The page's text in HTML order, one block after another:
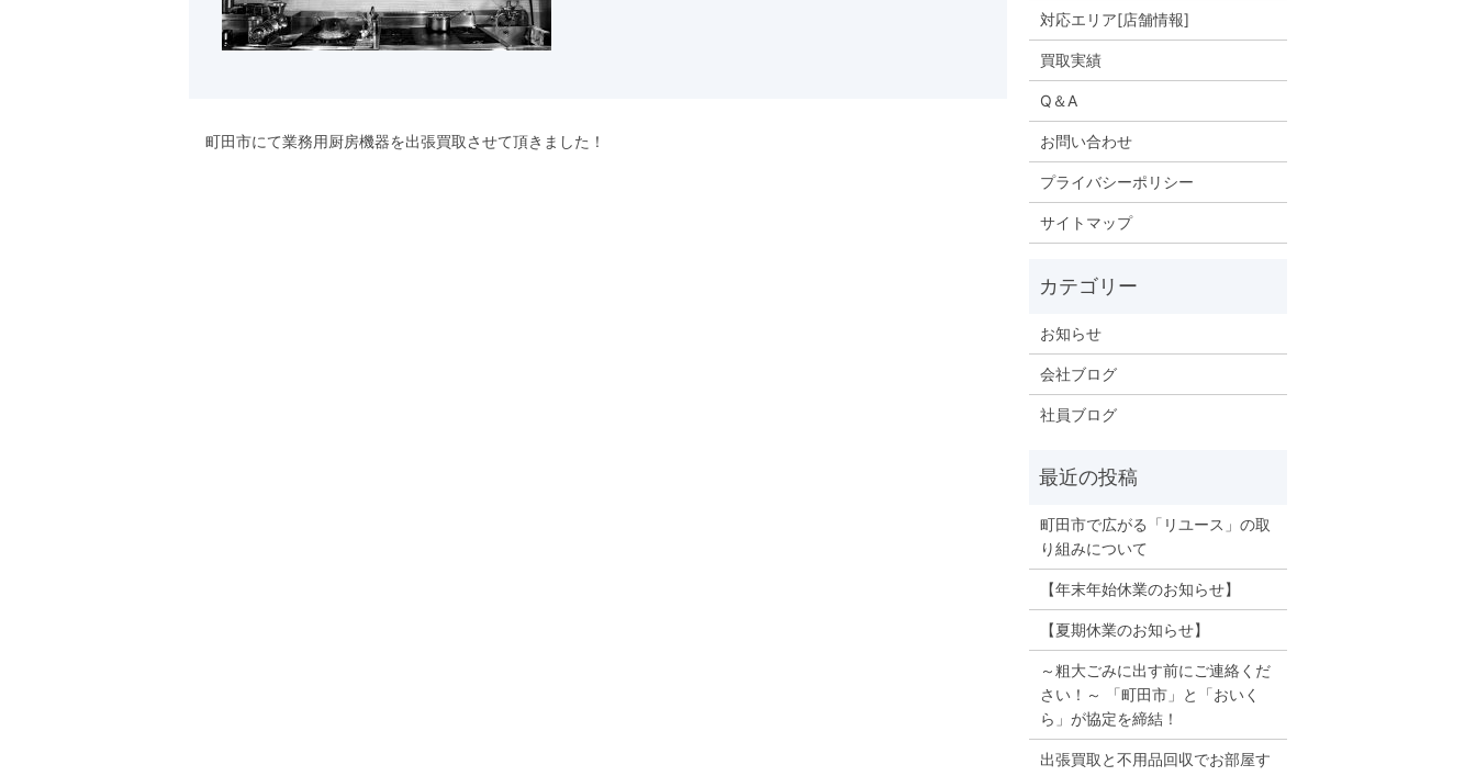
町田市にて業務用厨房機器を出張買取させて頂きました！
対応エリア[店舗情報]
買取実績
Q＆A
お問い合わせ
プライバシーポリシー
サイトマップ
お知らせ
会社ブログ
社員ブログ
町田市で広がる「リユース」の取
り組みについて
【年末年始休業のお知らせ】
【夏期休業のお知らせ】
～粗大ごみに出す前にご連絡くだ
さい！～ 「町田市」と「おいく
ら」が協定を締結！
出張買取と不用品回収でお部屋す